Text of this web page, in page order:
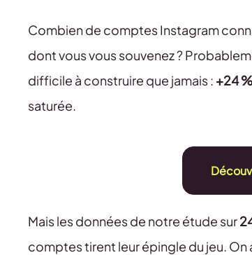
Combien de comptes Instagram
dont vous vous souvenez ?
difficile à construire que jamais : +24
saturée.
Mais les données de notre étude sur
comptes tirent leur épingle du jeu.